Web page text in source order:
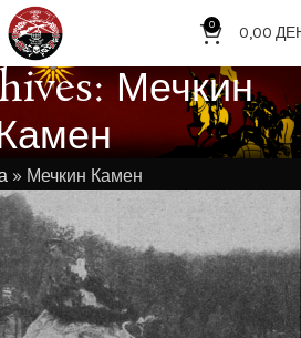
0 0,00
Мечкин
» Мечкин Камен